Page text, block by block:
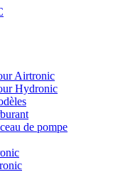
Airtronic
Hydronic
de pompe